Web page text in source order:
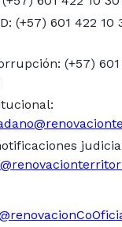
(+57) 601 422 10
(+57) 601